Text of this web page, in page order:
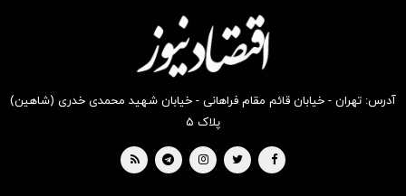
بخر!
بخر !
آدرس: تهران - خیابان قائم مقام فراهانی - خیابان شهید محمدی خدری (شاهین)
پلاک ۵